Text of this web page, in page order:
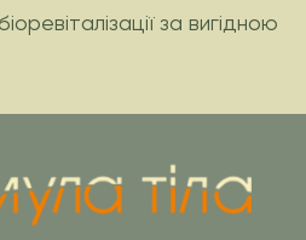
за вигідною